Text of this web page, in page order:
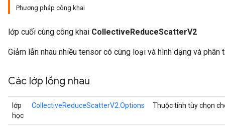
Phương pháp công khai
lớp cuối cùng công khai CollectiveReduceScatterV2
Giảm lẫn nhau nhiều tensor có cùng loại và hình dạng và phân
Các lớp lồng nhau
lớp
học
CollectiveReduceScatterV2.Options Thuộc tính tùy chọn